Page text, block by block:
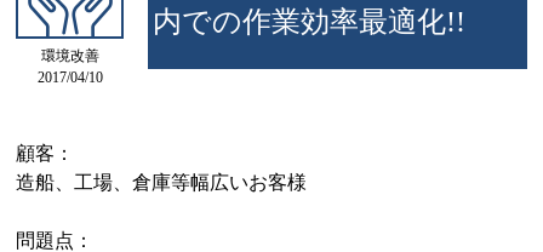
環境改善
2017/04/10
内での作業効率最適化!!
顧客：
造船、工場、倉庫等幅広いお客様
問題点：